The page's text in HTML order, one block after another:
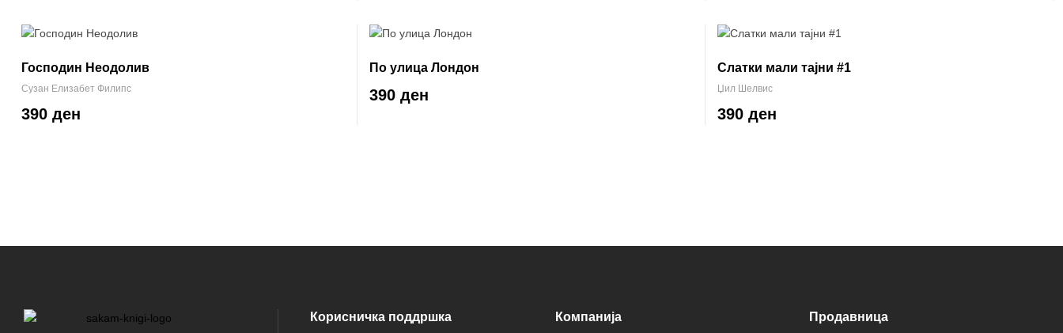
Господин Неодолив
Сузан Елизабет Филипс
390 ден
По улица Лондон
390 ден
Слатки мали тајни #1
Џил Шелвис
390 ден
Корисничка поддршка Компанија Продавница